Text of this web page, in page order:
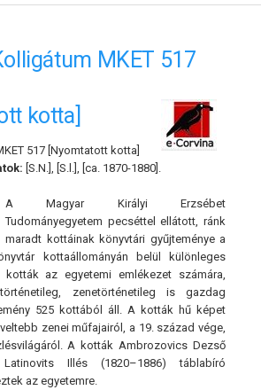
MKET 517
kotta]
517 [Nyomtatott kotta]
[S.N.], [S.l.], [ca. 1870-1880].
A Magyar Királyi Erzsébet
Tudományegyetem pecséttel ellátott, ránk
maradt kottáinak könyvtári gyűjteménye a
kottaállományán belül különleges
az egyetemi emlékezet számára,
zenetörténetileg is gazdag
525 kottából áll. A kották hű képet
zenei műfajairól, a 19. század vége,
A kották Ambrozovics Dezső
Illés (1820–1886) táblabíró
az egyetemre.